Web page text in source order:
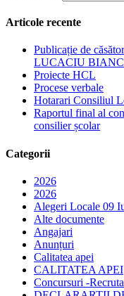
Articole recente
Publicație de
LUCACIU
Proiecte HCL
Procese verbale
Hotarari Consiliul
Raportul final al
consilier școlar
Categorii
2026
2026
Alegeri Locale 09
Alte documente
Angajari
Anunțuri
Calitatea apei
CALITATEA APEI
Concursuri -